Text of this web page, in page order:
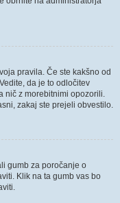
pravila. Če ste kakšno od
da je to odločitev
nič z morebitnimi opozorili.
zakaj ste prejeli obvestilo.
gumb za poročanje o
Klik na ta gumb vas bo